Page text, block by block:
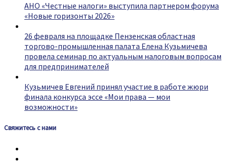
АНО «Честные налоги» выступила партнером форума
«Новые горизонты 2026»
26 февраля на площадке Пензенская областная
торгово-промышленная палата Елена Кузьмичева
провела семинар по актуальным налоговым вопросам
для предпринимателей
Кузьмичев Евгений принял участие в работе жюри
финала конкурса эссе «Мои права — мои
возможности»
Свяжитесь с нами